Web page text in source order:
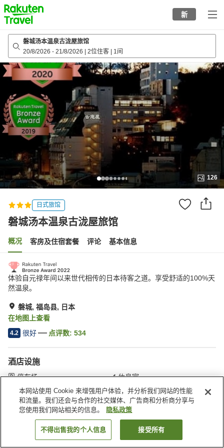
to
top
page
新
磐城汤本温泉古泷屋旅馆
20/8/2026 - 21/8/2026 2位住客 1间
126
日式旅馆
磐城汤本温泉古泷屋旅馆
概况 客房及住宿套餐 评论 基本信息
体验自元禄年间以来世代相传的日本待客之道。享受舒适的100%天
然温泉。
磐城, 福岛县, 日本
在地图上查看
4.2 很好 点评数: 534
酒店设施
停车场
休息室
自动售货机
商店
首页 日本 福岛县 磐城 磐城汤本温泉古泷屋旅馆
搜索客房
本网站使用 Cookie 来增强用户体验，并分析我们网站的性能
和流量。我们还会与合作的社交媒体、广告商和分析商分享与
您使用我们网站相关的信息。
隐私政策
不得出售我的个人信息 接受所有